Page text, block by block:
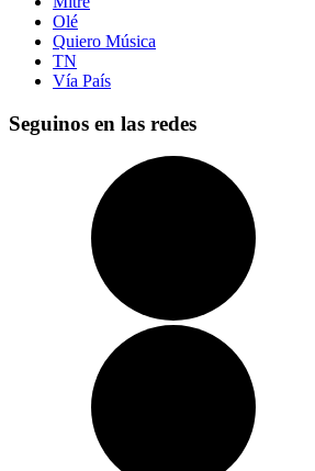
Olé
Quiero Música
TN
Vía País
Seguinos en las redes